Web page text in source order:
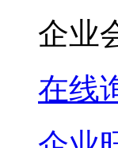
企业
在线